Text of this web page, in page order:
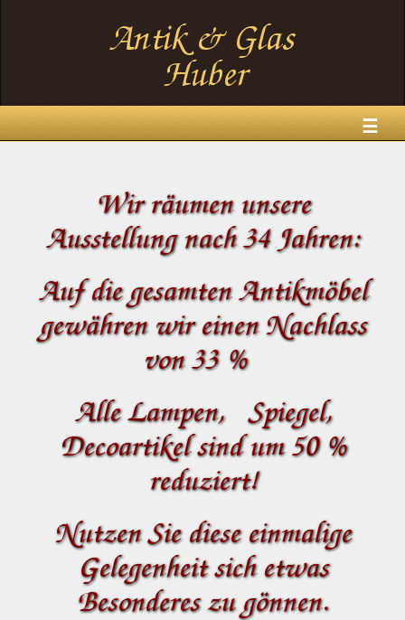
☰
Wir räumen unsere
Ausstellung nach 34 Jahren:
Auf die gesamten Antikmöbel
gewähren wir einen Nachlass
von 33 %
Alle Lampen, Spiegel,
Decoartikel sind um 50 %
reduziert!
Nutzen Sie diese einmalige
Gelegenheit sich etwas
Besonderes zu gönnen.